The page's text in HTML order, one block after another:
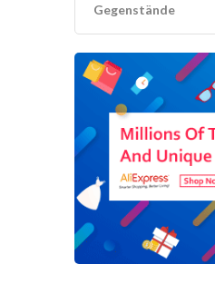
Gegenstände